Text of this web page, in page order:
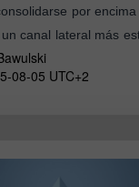
por
canal lateral más
08-05 UTC+2